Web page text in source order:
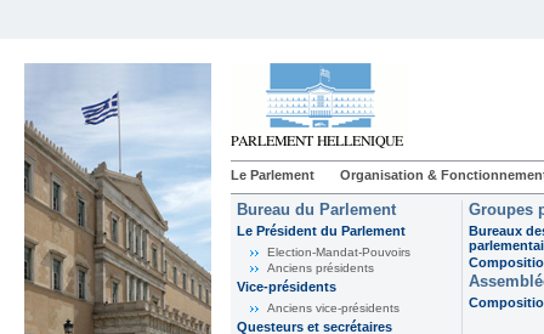
Le Parlement Organisation &
Bureau du Parlement
Le Président du Parlement
Election-Mandat-Pouvoirs
Anciens présidents
Vice-présidents
Anciens vice-présidents
Questeurs et secrétaires
Groupes
Bureaux